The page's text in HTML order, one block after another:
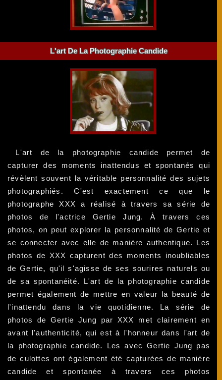
L'art De La Photographie Candide
L'art de la photographie candide permet de
capturer des moments inattendus et spontanés qui
révèlent souvent la véritable personnalité des sujets
photographiés. C'est exactement ce que le
photographe XXX a réalisé à travers sa série de
photos de l'actrice Gertie Jung. À travers ces
photos, on peut explorer la personnalité de Gertie et
se connecter avec elle de manière authentique. Les
photos de XXX capturent des moments inoubliables
de Gertie, qu'il s'agisse de ses sourires naturels ou
de sa spontanéité. L'art de la photographie candide
permet également de mettre en valeur la beauté de
l'inattendu dans la vie quotidienne. La série de
photos de Gertie Jung par XXX met clairement en
avant l'authenticité, qui est à l'honneur dans l'art de
la photographie candide. Les avec Gertie Jung pas
de culottes ont également été capturées de manière
candide et spontanée à travers ces photos